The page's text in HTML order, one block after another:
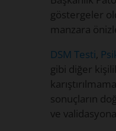
göstergeler
manzara
DSM Testi,
gibi diğer
sonuçların
ve